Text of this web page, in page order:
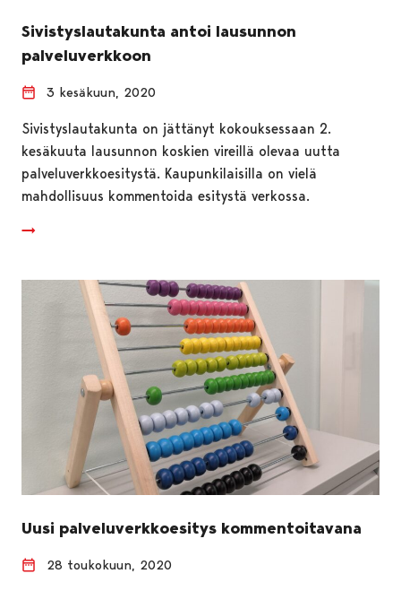
Sivistyslautakunta antoi lausunnon
palveluverkkoon
3 kesäkuun, 2020
Sivistyslautakunta on jättänyt kokouksessaan 2.
kesäkuuta lausunnon koskien vireillä olevaa uutta
palveluverkkoesitystä. Kaupunkilaisilla on vielä
mahdollisuus kommentoida esitystä verkossa.
Uusi palveluverkkoesitys kommentoitavana
28 toukokuun, 2020